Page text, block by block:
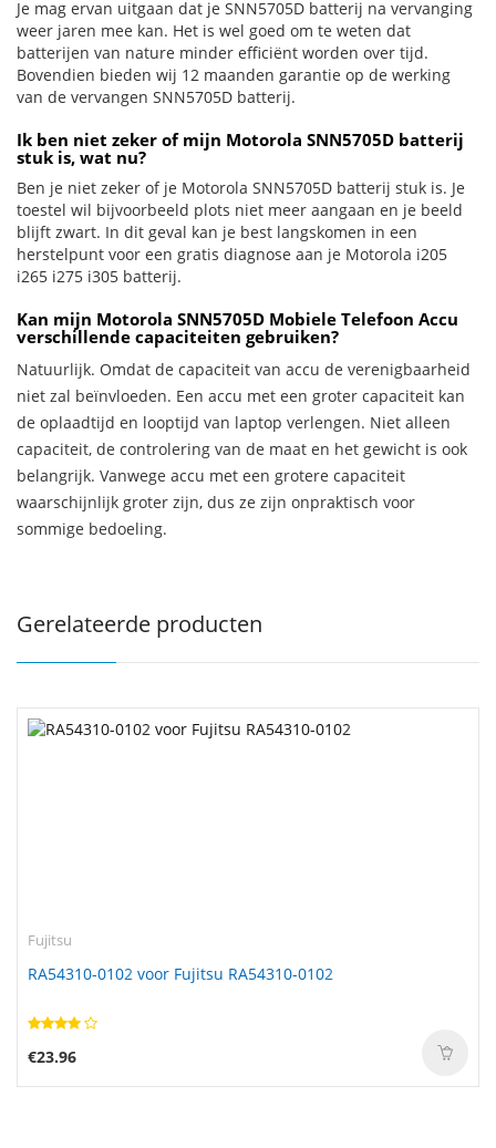
Je mag ervan uitgaan dat je SNN5705D batterij na vervanging
weer jaren mee kan. Het is wel goed om te weten dat
batterijen van nature minder efficiënt worden over tijd.
Bovendien bieden wij 12 maanden garantie op de werking
van de vervangen SNN5705D batterij.
Ik ben niet zeker of mijn Motorola SNN5705D batterij
stuk is, wat nu?
Ben je niet zeker of je Motorola SNN5705D batterij stuk is. Je
toestel wil bijvoorbeeld plots niet meer aangaan en je beeld
blijft zwart. In dit geval kan je best langskomen in een
herstelpunt voor een gratis diagnose aan je Motorola i205
i265 i275 i305 batterij.
Kan mijn Motorola SNN5705D Mobiele Telefoon Accu
verschillende capaciteiten gebruiken?
Natuurlijk. Omdat de capaciteit van accu de verenigbaarheid
niet zal beïnvloeden. Een accu met een groter capaciteit kan
de oplaadtijd en looptijd van laptop verlengen. Niet alleen
capaciteit, de controlering van de maat en het gewicht is ook
belangrijk. Vanwege accu met een grotere capaciteit
waarschijnlijk groter zijn, dus ze zijn onpraktisch voor
sommige bedoeling.
Gerelateerde producten
Fujitsu
RA54310-0102 voor Fujitsu RA54310-0102
€23.96